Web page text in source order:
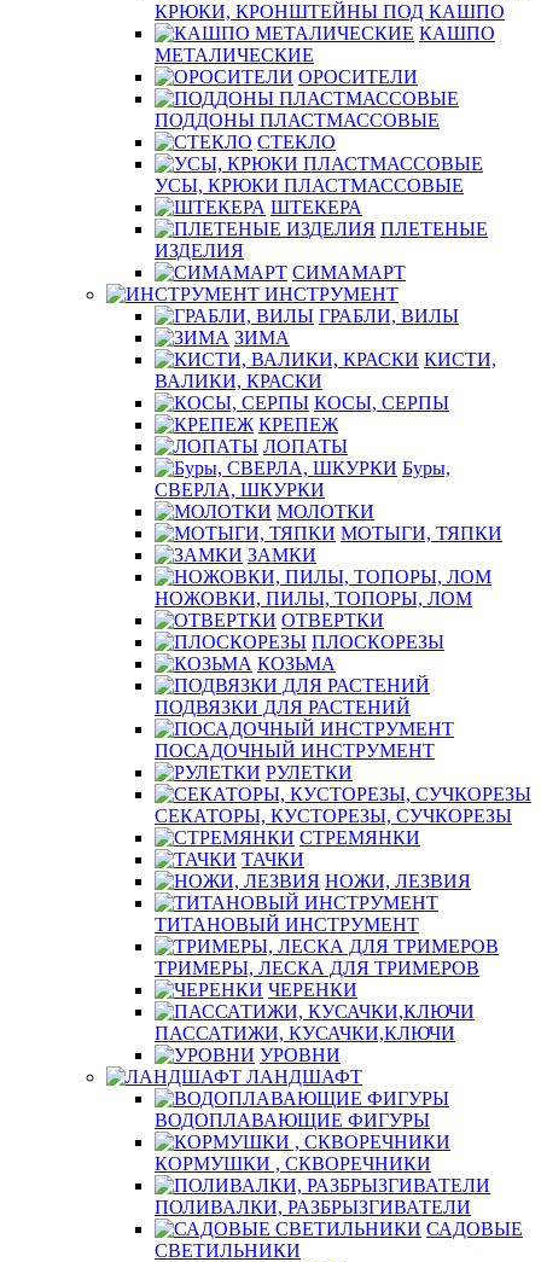
КРЮКИ, КРОНШТЕЙНЫ ПОД КАШПО
КАШПО
МЕТАЛИЧЕСКИЕ
ОРОСИТЕЛИ
ПОДДОНЫ ПЛАСТМАССОВЫЕ
СТЕКЛО
УСЫ, КРЮКИ ПЛАСТМАССОВЫЕ
ШТЕКЕРА
ПЛЕТЕНЫЕ
ИЗДЕЛИЯ
СИМАМАРТ
ИНСТРУМЕНТ
ГРАБЛИ, ВИЛЫ
ЗИМА
КИСТИ,
ВАЛИКИ, КРАСКИ
КОСЫ, СЕРПЫ
КРЕПЕЖ
ЛОПАТЫ
Буры,
СВЕРЛА, ШКУРКИ
МОЛОТКИ
МОТЫГИ, ТЯПКИ
ЗАМКИ
НОЖОВКИ, ПИЛЫ, ТОПОРЫ, ЛОМ
ОТВЕРТКИ
ПЛОСКОРЕЗЫ
КОЗЬМА
ПОДВЯЗКИ ДЛЯ РАСТЕНИЙ
ПОСАДОЧНЫЙ ИНСТРУМЕНТ
РУЛЕТКИ
СЕКАТОРЫ, КУСТОРЕЗЫ, СУЧКОРЕЗЫ
СТРЕМЯНКИ
ТАЧКИ
НОЖИ, ЛЕЗВИЯ
ТИТАНОВЫЙ ИНСТРУМЕНТ
ТРИМЕРЫ, ЛЕСКА ДЛЯ ТРИМЕРОВ
ЧЕРЕНКИ
ПАССАТИЖИ, КУСАЧКИ,КЛЮЧИ
УРОВНИ
ЛАНДШАФТ
ВОДОПЛАВАЮЩИЕ ФИГУРЫ
КОРМУШКИ , СКВОРЕЧНИКИ
ПОЛИВАЛКИ, РАЗБРЫЗГИВАТЕЛИ
САДОВЫЕ
СВЕТИЛЬНИКИ